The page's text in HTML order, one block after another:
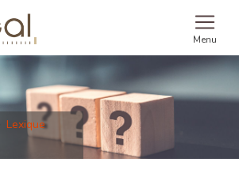
Menu
Lexique